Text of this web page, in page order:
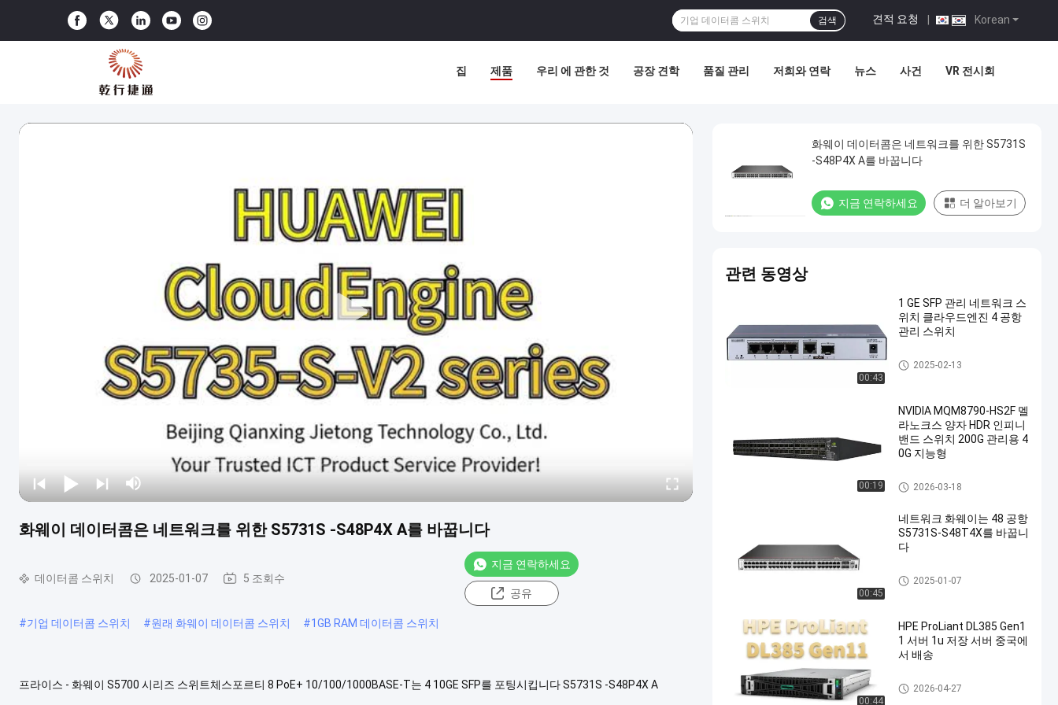
Korean
견적 요청
검색
집 제품 우리 에 관한 것 공장 견학 품질 관리 저희와 연락 뉴스 사건 VR 전시회
화웨이 데이터콤은 네트워크를 위한 S5731S -S48P4X A를 바꿉니다
데이터콤 스위치 2025-01-07 5 조회수
지금 연락하세요
공유
#기업 데이터콤 스위치 #원래 화웨이 데이터콤 스위치 #1GB RAM 데이터콤 스위치
프라이스 - 화웨이 S5700 시리즈 스위트체스포르티 8 PoE+ 10/100/1000BASE-T는 4 10GE SFP를 포팅시킵니다 S5731S -S48P4X A
화웨이 데이터콤은 네트워크를 위한 S5731S
-S48P4X A를 바꿉니다
지금 연락하세요 더 알아보기
관련 동영상
00:43
1 GE SFP 관리 네트워크 스
위치 클라우드엔진 4 공항
관리 스위치
데이터콤 스위치
2025-02-13
00:19
NVIDIA MQM8790-HS2F 멜
라노크스 양자 HDR 인피니
밴드 스위치 200G 관리용 4
0G 지능형
데이터콤 스위치
2026-03-18
00:45
네트워크 화웨이는 48 공항
S5731S-S48T4X를 바꿉니
다
데이터콤 스위치
2025-01-07
00:44
HPE ProLiant DL385 Gen1
1 서버 1u 저장 서버 중국에
서 배송
랙 스토리지 서버
2026-04-27